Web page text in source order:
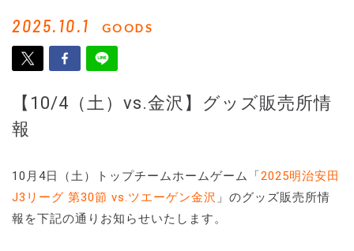
2025.10.1 GOODS
【10/4（土）vs.金沢】グッズ販売所情
報
10月4日（土）トップチームホームゲーム「2025明治安田
J3リーグ 第30節 vs.ツエーゲン金沢 」のグッズ販売所情
報を下記の通りお知らせいたします。